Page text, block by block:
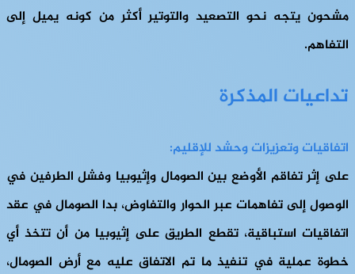
مشحون يتجه نحو التصعيد والتوتير أكثر من كونه يميل إلى
التفاهم.
تداعيات المذكرة
اتفاقيات وتعزيزات وحشد للإقليم:
على إثر تفاقم الأوضع بين الصومال وإثيوبيا وفشل الطرفين في
الوصول إلى تفاهمات عبر الحوار والتفاوض، بدا الصومال في عقد
اتفاقيات استباقية، تقطع الطريق على إثيوبيا من أن تتخذ أي
خطوة عملية في تنفيذ ما تم الاتفاق عليه مع أرض الصومال،